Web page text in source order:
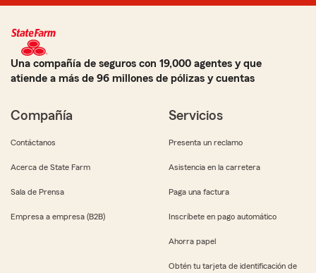
Una compañía de seguros con 19,000 agentes y que
atiende a más de 96 millones de pólizas y cuentas
Compañía
Contáctanos
Acerca de State Farm
Sala de Prensa
Empresa a empresa (B2B)
Servicios
Presenta un reclamo
Asistencia en la carretera
Paga una factura
Inscríbete en pago automático
Ahorra papel
Obtén tu tarjeta de identificación de